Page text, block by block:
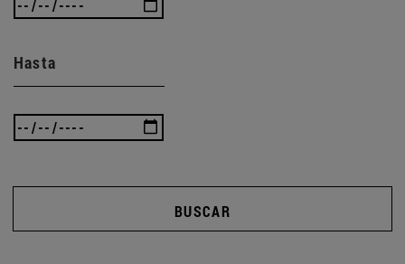
Hasta
BUSCAR